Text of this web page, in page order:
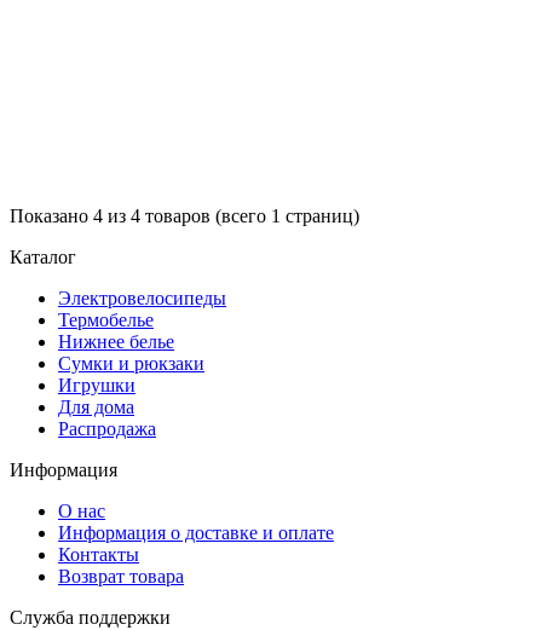
Показано 4 из 4 товаров (всего 1 страниц)
Каталог
Электровелосипеды
Термобелье
Нижнее белье
Сумки и рюкзаки
Игрушки
Для дома
Распродажа
Информация
О нас
Информация о доставке и оплате
Контакты
Возврат товара
Служба поддержки